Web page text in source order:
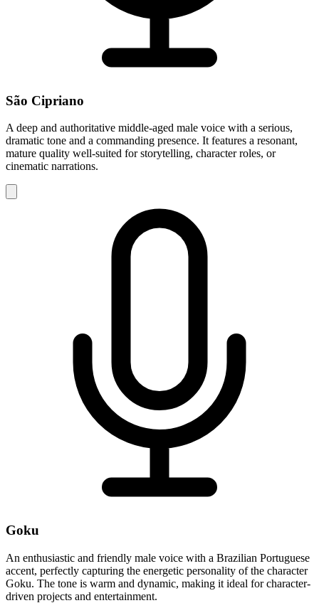
São Cipriano
A deep and authoritative middle-aged male voice with a serious,
dramatic tone and a commanding presence. It features a resonant,
mature quality well-suited for storytelling, character roles, or
cinematic narrations.
Goku
An enthusiastic and friendly male voice with a Brazilian Portuguese
accent, perfectly capturing the energetic personality of the character
Goku. The tone is warm and dynamic, making it ideal for character-
driven projects and entertainment.